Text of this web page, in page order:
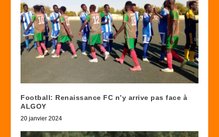
Football: Renaissance FC n’y arrive pas face à
ALGOY
20 janvier 2024